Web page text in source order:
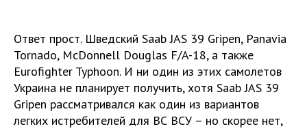
Ответ прост. Шведский Saab JAS 39 Gripen, Panavia
Tornado, McDonnell Douglas F/A-18, а также
Eurofighter Typhoon. И ни один из этих самолетов
Украина не планирует получить, хотя Saab JAS 39
Gripen рассматривался как один из вариантов
легких истребителей для ВС ВСУ – но скорее нет,